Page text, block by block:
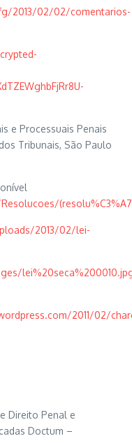
2013/02/02/comentarios-
e Processuais Penais
Tribunais, São Paulo
2013/02/lei-
2011/02/
Direito Penal e
Doctum –